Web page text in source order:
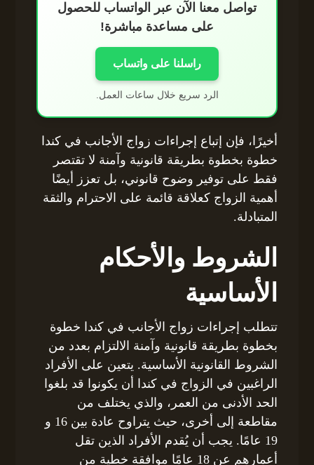
تواصل معنا الآن عبر الواتساب للحصول
على مساعدة مباشرة!
راسلنا على واتساب
الرد سريع خلال ساعات العمل.
أخيرًا، فإن إتباع إجراءات زواج الأجانب في كندا
خطوة بخطوة بطريقة قانونية وآمنة لا تقتصر
فقط على توفير وضوح قانوني، بل تعزز أيضًا
أهمية الزواج كعلاقة قائمة على الاحترام والثقة
المتبادلة.
الشروط والأحكام
الأساسية
تتطلب إجراءات زواج الأجانب في كندا خطوة
بخطوة بطريقة قانونية وآمنة الالتزام بعدد من
الشروط القانونية الأساسية. يتعين على الأفراد
الراغبين في الزواج في كندا أن يكونوا قد بلغوا
الحد الأدنى من العمر، والذي يختلف من
مقاطعة إلى أخرى، حيث يتراوح عادة بين 16 و
19 عامًا. يجب أن يُقدم الأفراد الذين تقل
أعمارهم عن 18 عامًا موافقة خطية من